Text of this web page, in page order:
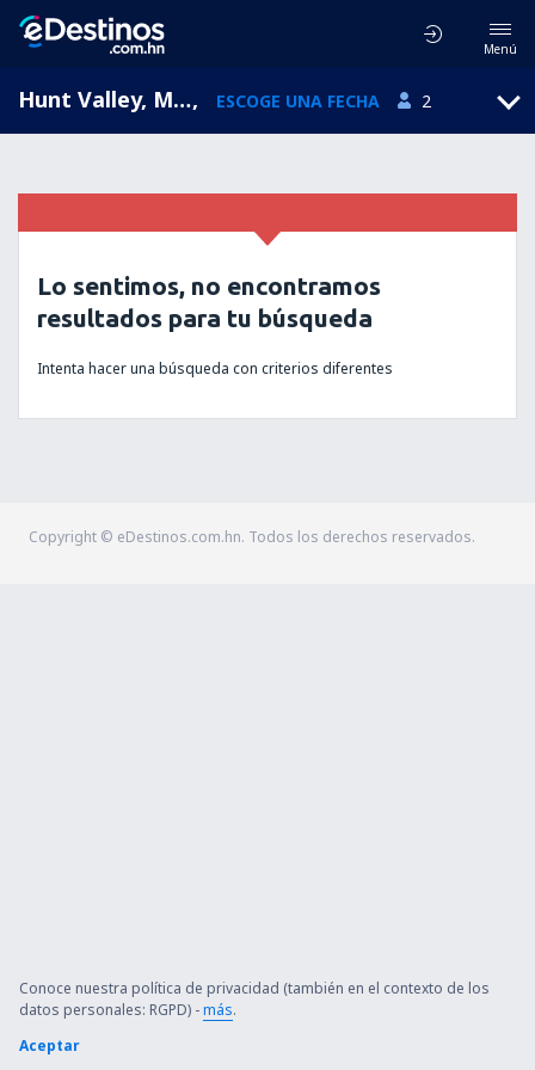
Menú
Hunt Valley, Maryland, Estados Unidos, ESCOGE UNA FECHA 2
Lo sentimos, no encontramos
resultados para tu búsqueda
Intenta hacer una búsqueda con criterios diferentes
Copyright © eDestinos.com.hn. Todos los derechos reservados.
Conoce nuestra política de privacidad (también en el contexto de los
datos personales: RGPD) -más.
Aceptar